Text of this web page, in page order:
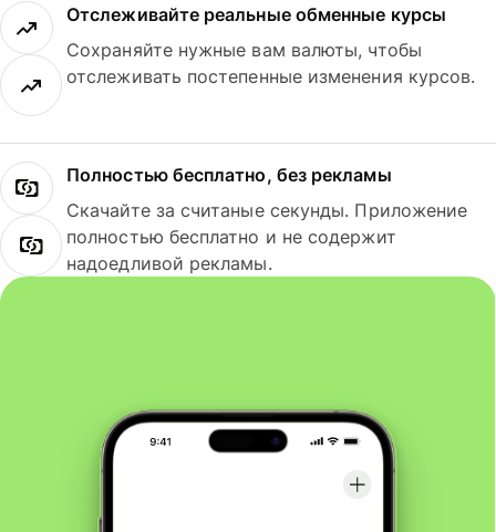
Отслеживайте реальные обменные курсы
Сохраняйте нужные вам валюты, чтобы
отслеживать постепенные изменения курсов.
Полностью бесплатно, без рекламы
Скачайте за считаные секунды. Приложение
полностью бесплатно и не содержит
надоедливой рекламы.